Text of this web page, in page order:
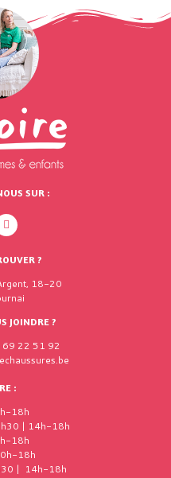
SUR :
?
18-20
JOINDRE ?
69 22 51 92
:
18h
| 14h-18h
18h
18h
| 14h-18h